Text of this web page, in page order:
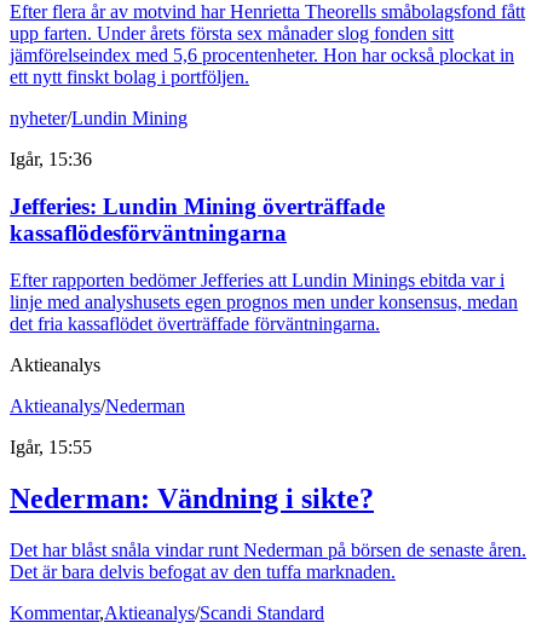
Efter flera år av motvind har Henrietta Theorells småbolagsfond fått
upp farten. Under årets första sex månader slog fonden sitt
jämförelseindex med 5,6 procentenheter. Hon har också plockat in
ett nytt finskt bolag i portföljen.
nyheter/Lundin Mining
Igår, 15:36
Jefferies: Lundin Mining överträffade
kassaflödesförväntningarna
Efter rapporten bedömer Jefferies att Lundin Minings ebitda var i
linje med analyshusets egen prognos men under konsensus, medan
det fria kassaflödet överträffade förväntningarna.
Aktieanalys
Aktieanalys/Nederman
Igår, 15:55
Nederman: Vändning i sikte?
Det har blåst snåla vindar runt Nederman på börsen de senaste åren.
Det är bara delvis befogat av den tuffa marknaden.
Kommentar,Aktieanalys/Scandi Standard